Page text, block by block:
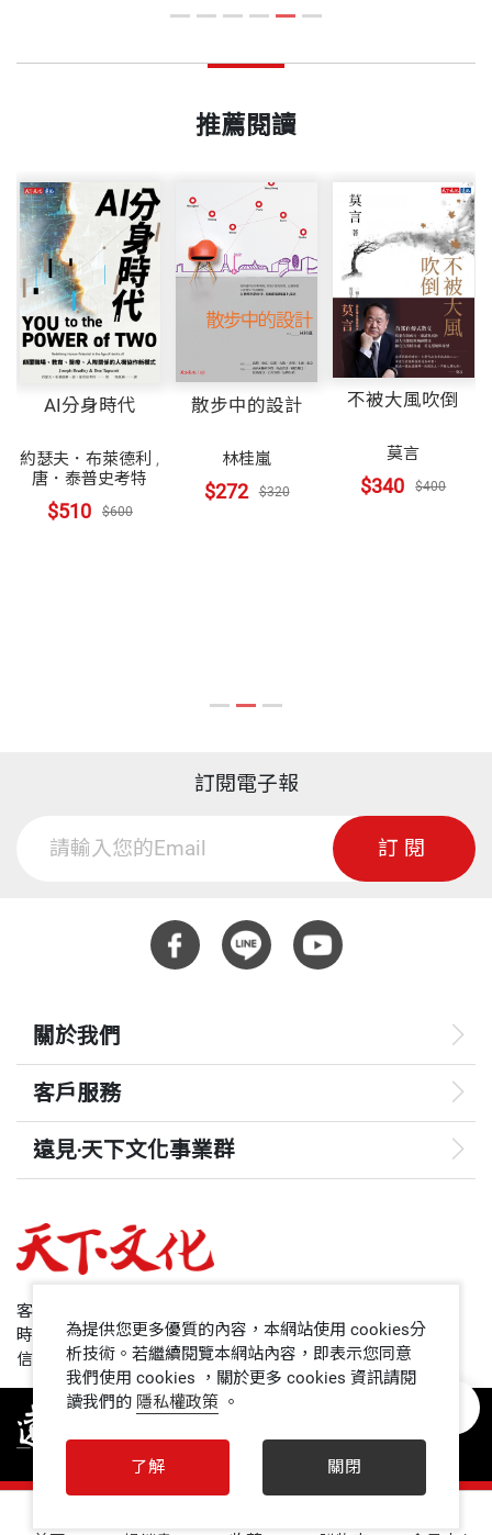
推薦閱讀
AI分身時代
約瑟夫．布萊德利 ,
唐．泰普史考特
$510 $600
散步中的設計
林桂嵐
$272 $320
不被大風吹倒
莫言
$340 $400
訂閱電子報
訂閱
關於我們
客戶服務
遠見‧天下文化事業群
哈佛商業評論
領導影響力學院
1號課堂
客服專線：+886 2 2662-0012
時間：週一~週五9:00~12:30;13:30~17:00
信箱：service@cwgv.com.tw
為提供您更多優質的內容，本網站使用 cookies分
析技術。若繼續閱覽本網站內容，即表示您同意
我們使用 cookies ，關於更多 cookies 資訊請閱
讀我們的 隱私權政策 。
了解 關閉